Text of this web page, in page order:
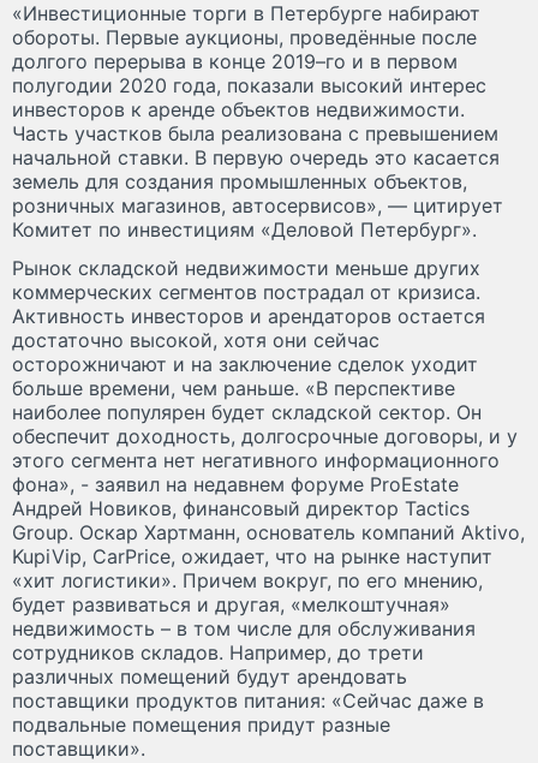
«Инвестиционные торги в Петербурге набирают
обороты. Первые аукционы, проведённые после
долгого перерыва в конце 2019–го и в первом
полугодии 2020 года, показали высокий интерес
инвесторов к аренде объектов недвижимости.
Часть участков была реализована с превышением
начальной ставки. В первую очередь это касается
земель для создания промышленных объектов,
розничных магазинов, автосервисов», — цитирует
Комитет по инвестициям «Деловой Петербург».
Рынок складской недвижимости меньше других
коммерческих сегментов пострадал от кризиса.
Активность инвесторов и арендаторов остается
достаточно высокой, хотя они сейчас
осторожничают и на заключение сделок уходит
больше времени, чем раньше. «В перспективе
наиболее популярен будет складской сектор. Он
обеспечит доходность, долгосрочные договоры, и у
этого сегмента нет негативного информационного
фона», - заявил на недавнем форуме ProEstate
Андрей Новиков, финансовый директор Tactics
Group. Оскар Хартманн, основатель компаний Aktivo,
KupiVip, CarPrice, ожидает, что на рынке наступит
«хит логистики». Причем вокруг, по его мнению,
будет развиваться и другая, «мелкоштучная»
недвижимость – в том числе для обслуживания
сотрудников складов. Например, до трети
различных помещений будут арендовать
поставщики продуктов питания: «Сейчас даже в
подвальные помещения придут разные
поставщики».